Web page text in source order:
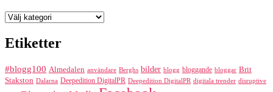
Kategorier
Etiketter
#blogg100 Almedalen användare Berghs bilder blogg bloggande bloggar Brit
Stakston Dalarna Deepedition DigitalPR Deepedition DigitalPR digitala trender disruptive